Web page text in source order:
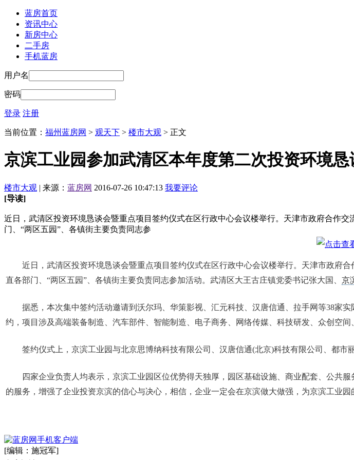
蓝房首页
资讯中心
新房中心
二手房
手机蓝房
用户名
密码
登录 注册
当前位置： 福州蓝房网 > 观天下 > 楼市大观 > 正文
京滨工业园参加武清区本年度第二次投资环境恳
楼市大观 | 来源： 蓝房网 2016-07-26 10:47:13 我要评论
[导读]
近日，武清区投资环境恳谈会暨重点项目签约仪式在区行政中心会议楼举行。天津市政府合作
门、“两区五园”、各镇街主要负责同志参
近日，武清区投资环境恳谈会暨重点项目签约仪式在区行政中心会议楼举行。天津市政府
直各部门、“两区五园”、各镇街主要负责同志参加活动。武清区大王古庄镇党委书记张大国、 京
据悉，本次集中签约活动邀请到沃尔玛、华策影视、汇元科技、汉唐信通、拉手网等38家
约，项目涉及高端装备制造、汽车部件、智能制造、电子商务、网络传媒、科技研发、众创空间
签约仪式上，京滨工业园与北京思博纳科技有限公司、汉唐信通(北京)科技有限公司、都市
四家企业负责人均表示，京滨工业园区位优势得天独厚，园区基础设施、商业配套、公共
的服务，增强了企业投资京滨的信心与决心，相信，企业一定会在京滨做大做强，为京滨工业园
[编辑：施冠军]